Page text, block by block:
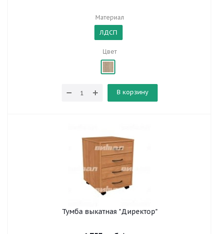
Материал
ЛДСП
Цвет
В корзину
Тумба выкатная "Директор"